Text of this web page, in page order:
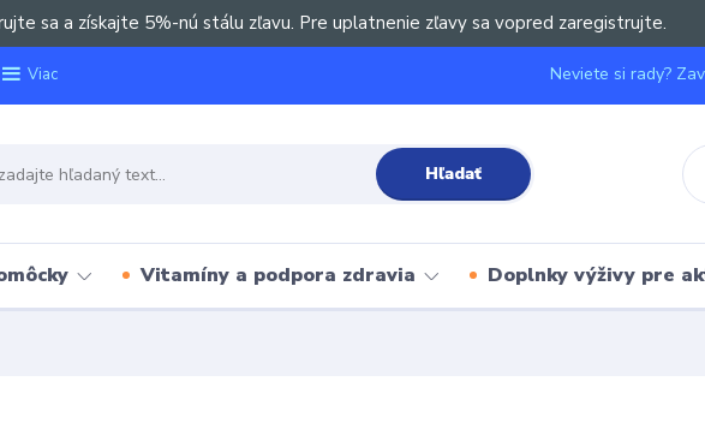
sa a získajte 5%-nú stálu zľavu. Pre uplatnenie zľavy sa vopred zaregistrujte.
Viac
Hľadať
Neviete si rady?
Vitamíny a podpora zdravia Doplnky výživy pre